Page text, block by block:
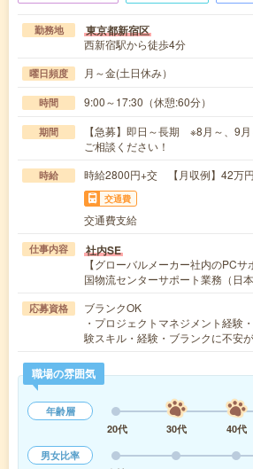
勤務地 東京都新宿区
西新宿駅から徒歩4分
曜日頻度 月～金(土日休み）
時間 9:00～17:30（休憩:60分）
期間
【急募】即日～長期 ※8月～、9
ご相談ください！
時給 時給2800円+交 【月収例】42万円
交通費
交通費支給
仕事内容 社内SE
【グローバルメーカー社内のPC
国物流センターサポート業務（日
応募資格
ブランクOK
・プロジェクトマネジメント経験
験スキル・経験・ブランクに不安
職場の雰囲気
年齢層
20代
30代 40代
男女比率